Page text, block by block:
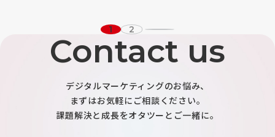
1 2
Contact us
デジタルマーケティングのお悩み、
まずはお気軽にご相談ください。
課題解決と成長をオタツーとご一緒に。